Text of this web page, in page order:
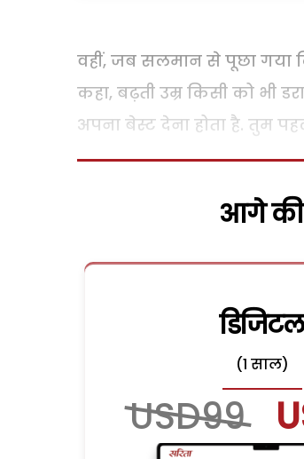
वहीं, जब सलमान से पूछा गया
कहा, बढ़ती उम्र किसी को भी
अपना बेस्ट देना होता है. तुम
आगे की
(1 साल)
USD99